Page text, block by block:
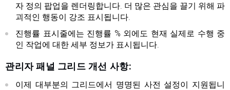
자 정의 팝업을 렌더링합니다. 더 많은 관심을 끌기 위해 파
괴적인 행동이 강조 표시됩니다.
진행률 표시줄에는 진행률 % 외에도 현재 실제로 수행 중
인 작업에 대한 세부 정보가 표시됩니다.
관리자 패널 그리드 개선 사항:
이제 대부분의 그리드에서 명명된 사전 설정이 지원됩니